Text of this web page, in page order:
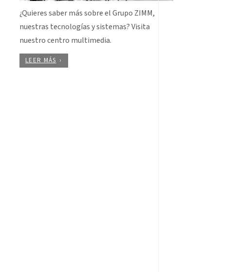
¿Quieres saber más sobre el Grupo ZIMM,
nuestras tecnologías y sistemas? Visita
nuestro centro multimedia.
LEER MÁS